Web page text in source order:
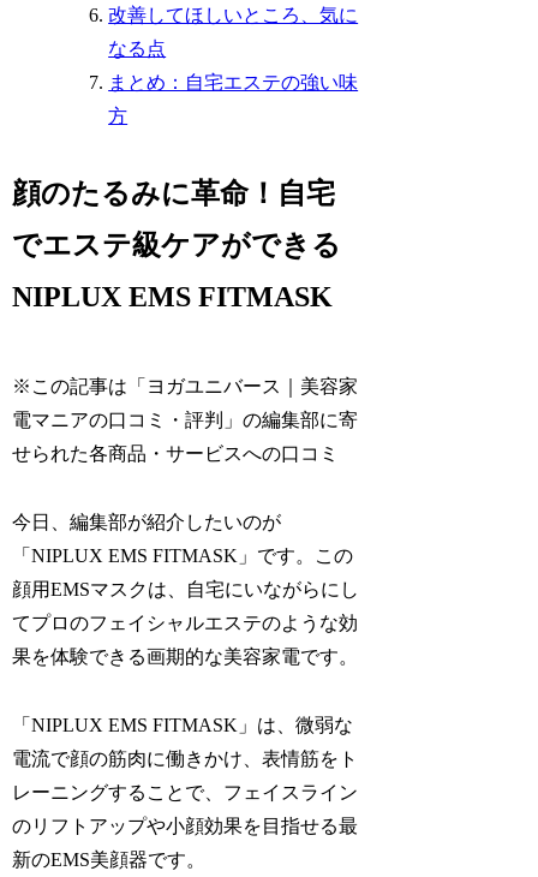
改善してほしいところ、気に
なる点
まとめ：自宅エステの強い味
方
顔のたるみに革命！自宅
でエステ級ケアができる
NIPLUX EMS FITMASK
※この記事は「ヨガユニバース｜美容家
電マニアの口コミ・評判」の編集部に寄
せられた各商品・サービスへの口コミ
今日、編集部が紹介したいのが
「NIPLUX EMS FITMASK」です。この
顔用EMSマスクは、自宅にいながらにし
てプロのフェイシャルエステのような効
果を体験できる画期的な美容家電です。
「NIPLUX EMS FITMASK」は、微弱な
電流で顔の筋肉に働きかけ、表情筋をト
レーニングすることで、フェイスライン
のリフトアップや小顔効果を目指せる最
新のEMS美顔器です。